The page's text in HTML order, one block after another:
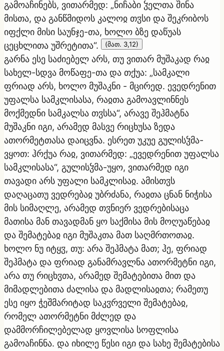
გამოაჩინებს, ვითარმედ: „ნიჩაბი ჴელთა შინა
მისთა, და განწმიდოს კალოჲ თჳსი და შეკრიბოს
იფქლი მისი საუნჯე-თა, ხოლო ბზე დაწუას
ცეცხლითა უშრეტითა“.
(მათ. 3,12)
გარნა ესე საძიებელ არს, თუ ვითარ მუშაკად რაჲ
სახელ-სდვა მოწაფე-თა და თქუა: „სამკალი
ფრიად არს, ხოლო მუშაკნი - მცირედ. ევედრენით
უფალსა სამკლისასა, რაჲთა გამოავლინნეს
მოქმედნი სამკალსა თჳსსა“, არავე შეჰმატნა
მუშაკნი იგი, არამედ მასვე რიცხუსა ზედა
ათორმეტთასა დაიცვნა. ესრეთ უკუე გულისჴმა-
ვყოთ: ჰრქუა რაჲ, ვითარმედ: „ევედრენით უფალსა
სამკლისასა“, გულისჴმა-უყო, ვითარმედ იგი
თავადი არს უფალი სამკლისაჲ. ამისთჳს
დაღაცათუ ვედრებაჲ უბრძანა, რაჲთა ცნან ნიჭისა
მის სიმაღლე, არამედ თჳნიერ ვედრებისაცა
მათისა მან თავადმან ყო საქმისა მის მოღუაწებაჲ
და შემატებაჲ იგი მუშაკთა მათ საღმრთოთაჲ.
ხოლო ნუ იტყჳ, თუ: არა შეჰმატა მათ; ჰე, ფრიად
შეჰმატა და ფრიად განამრავლნა ათორმეტნი იგი,
არა თუ რიცხჳთა, არამედ შემატებითა მით და
მიმადლებითა ძალისა და მადლისაჲთა; რამეთუ
ესე იყო ჭეშმარიტად საკჳრველი შემატებაჲ,
რომელ ათორმეტნი მძლედ და
დამმორჩილებელად ყოვლისა სოფლისა
გამოაჩინნა. და იხილე წესი იგი და სახე შემატებისა